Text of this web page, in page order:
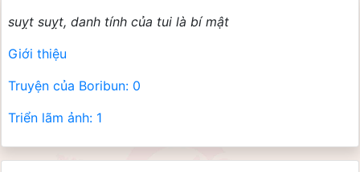
suỵt suỵt, danh tính của tui là bí mật
Giới thiệu
Truyện của Boribun: 0
Triển lãm ảnh: 1